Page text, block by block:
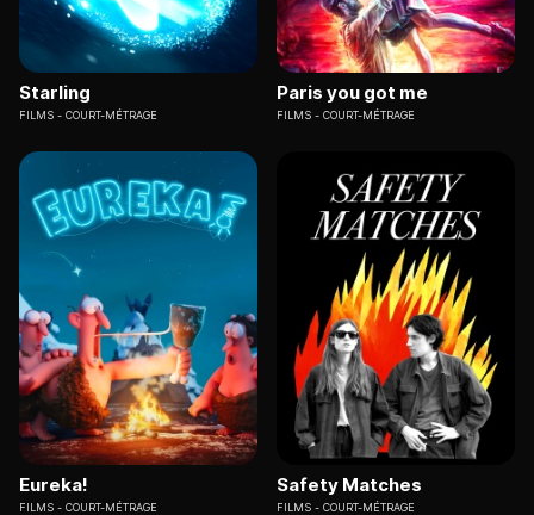
Starling
FILMS COURT-MÉTRAGE
Paris you got me
FILMS COURT-MÉTRAGE
Eureka!
FILMS COURT-MÉTRAGE
Safety Matches
FILMS COURT-MÉTRAGE